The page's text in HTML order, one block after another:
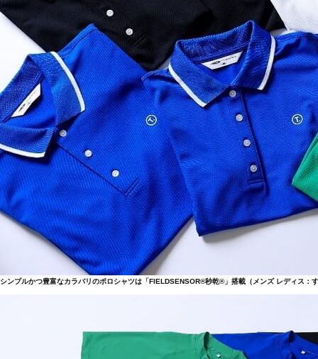
シンプルかつ豊富なカラバリのポロシャツは「FIELDSENSOR®秒乾®」搭載（メンズ レディス：